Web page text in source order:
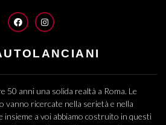
FACEBOOKINSTAGRAM
50 anni una solida realtà a Roma. Le
vanno ricercate nella serietà e nella
insieme a voi abbiamo costruito in questi